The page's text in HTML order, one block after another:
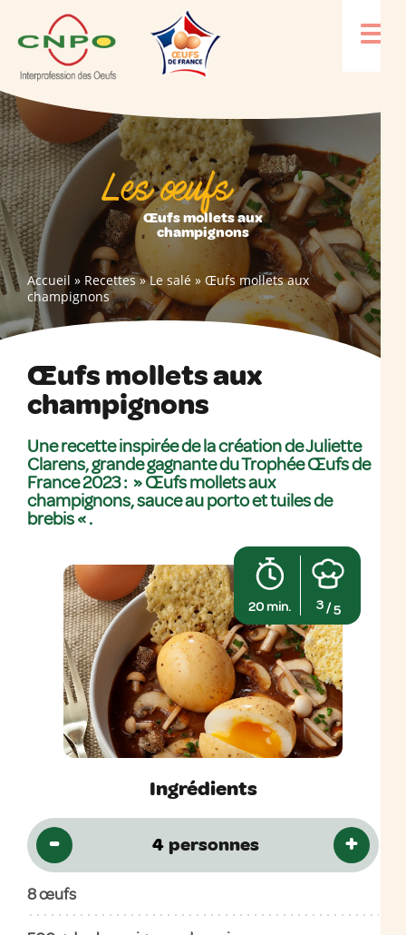
Les œufs
Œufs mollets aux
champignons
Accueil » Recettes»Le salé » Œufs mollets aux
champignons
Œufs mollets aux
champignons
Une recette inspirée de la création de Juliette
Clarens, grande gagnante du Trophée Œufs de
France 2023 : » Œufs mollets aux
champignons, sauce au porto et tuiles de
brebis « .
20 min. 3/5
Ingrédients
- personnes +
8œufs